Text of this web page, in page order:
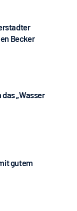
Becker
„Wasser
gutem